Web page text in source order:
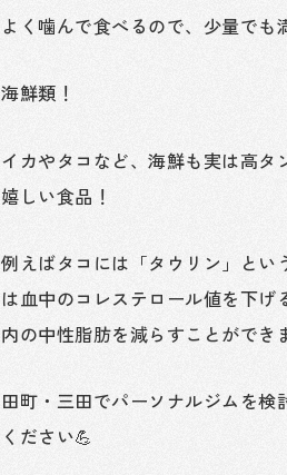
よく噛んで食べるので、少量でも
海鮮類！
イカやタコなど、海鮮も実は高タ
嬉しい食品！
例えばタコには「タウリン」とい
は血中のコレステロール値を下
内の中性脂肪を減らすことができ
田町・三田でパーソナルジムを
ください💪